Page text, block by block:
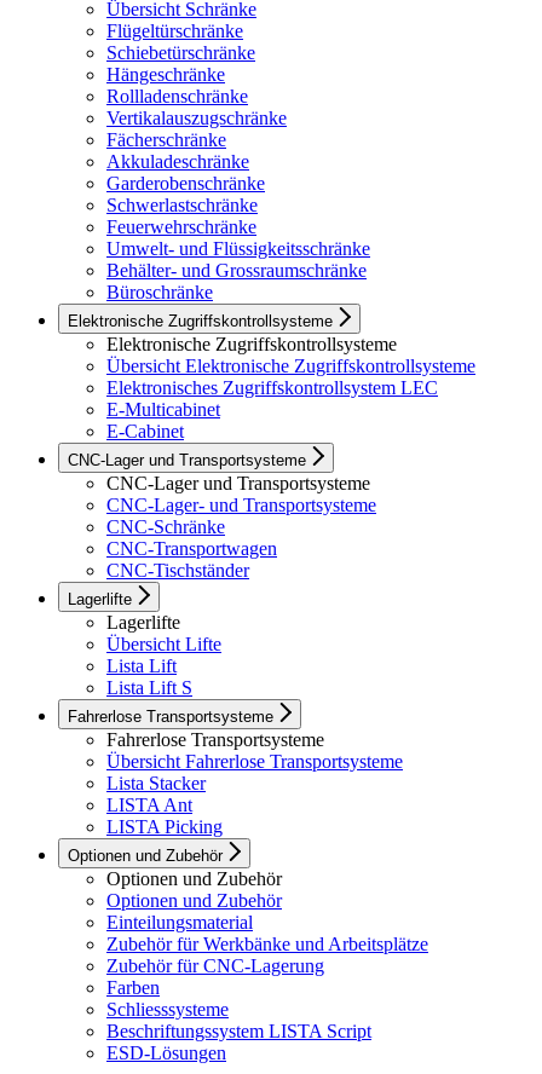
Übersicht Schränke
Flügeltürschränke
Schiebetürschränke
Hängeschränke
Rollladenschränke
Vertikalauszugschränke
Fächerschränke
Akkuladeschränke
Garderobenschränke
Schwerlastschränke
Feuerwehrschränke
Umwelt- und Flüssigkeitsschränke
Behälter- und Grossraumschränke
Büroschränke
Elektronische Zugriffskontrollsysteme
Elektronische Zugriffskontrollsysteme
Übersicht Elektronische Zugriffskontrollsysteme
Elektronisches Zugriffskontrollsystem LEC
E-Multicabinet
E-Cabinet
CNC-Lager und Transportsysteme
CNC-Lager und Transportsysteme
CNC-Lager- und Transportsysteme
CNC-Schränke
CNC-Transportwagen
CNC-Tischständer
Lagerlifte
Lagerlifte
Übersicht Lifte
Lista Lift
Lista Lift S
Fahrerlose Transportsysteme
Fahrerlose Transportsysteme
Übersicht Fahrerlose Transportsysteme
Lista Stacker
LISTA Ant
LISTA Picking
Optionen und Zubehör
Optionen und Zubehör
Optionen und Zubehör
Einteilungsmaterial
Zubehör für Werkbänke und Arbeitsplätze
Zubehör für CNC-Lagerung
Farben
Schliesssysteme
Beschriftungssystem LISTA Script
ESD-Lösungen